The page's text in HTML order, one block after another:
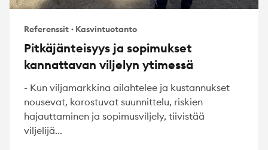
Referenssit · Kasvintuotanto
Pitkäjänteisyys ja sopimukset
kannattavan viljelyn ytimessä
- Kun viljamarkkina ailahtelee ja kustannukset
nousevat, korostuvat suunnittelu, riskien
hajauttaminen ja sopimusviljely, tiivistää
viljelijä...